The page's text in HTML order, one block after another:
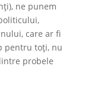
ne punem
care ar fi
pentru toţi, nu
probele